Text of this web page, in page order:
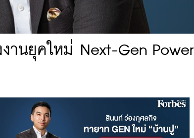
นยุคใหม่ Next-Gen Power